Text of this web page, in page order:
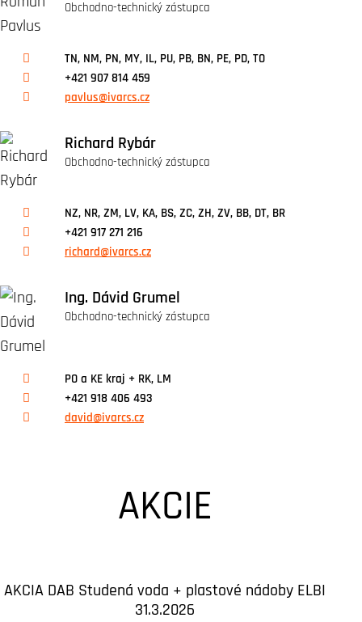
Obchodno-technický zástupca
TN, NM, PN, MY, IL, PU, PB, BN, PE, PD, TO
+421 907 814 459
pavlus@ivarcs.cz
Richard Rybár
Obchodno-technický zástupca
NZ, NR, ZM, LV, KA, BS, ZC, ZH, ZV, BB, DT, BR
+421 917 271 216
richard@ivarcs.cz
Ing. Dávid Grumel
Obchodno-technický zástupca
PO a KE kraj + RK, LM
+421 918 406 493
david@ivarcs.cz
AKCIE
AKCIA DAB Studená voda + plastové nádoby ELBI
31.3.2026